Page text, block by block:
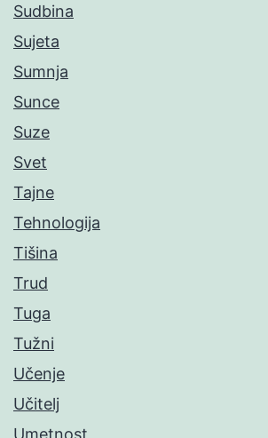
Sudbina
Sujeta
Sumnja
Sunce
Suze
Svet
Tajne
Tehnologija
Tišina
Trud
Tuga
Tužni
Učenje
Učitelj